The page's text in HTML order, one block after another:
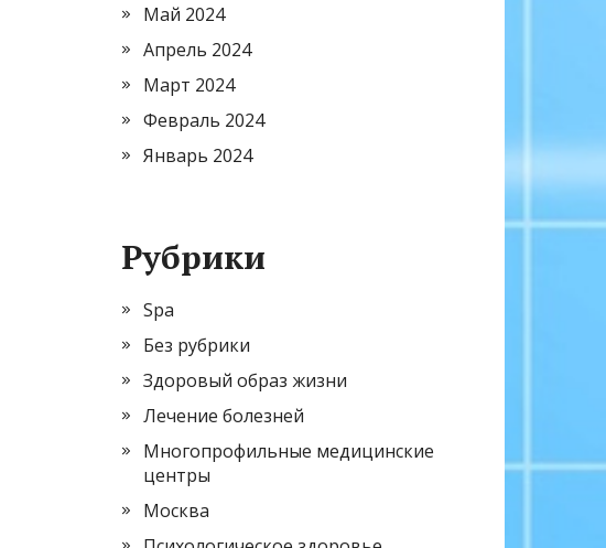
Май 2024
Апрель 2024
Март 2024
Февраль 2024
Январь 2024
Рубрики
Spa
Без рубрики
Здоровый образ жизни
Лечение болезней
Многопрофильные медицинские
центры
Москва